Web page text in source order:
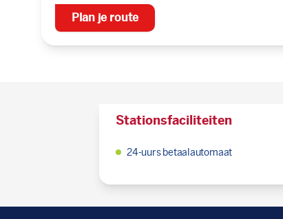
Plan je route
Stationsfaciliteiten
24-uurs betaalautomaat